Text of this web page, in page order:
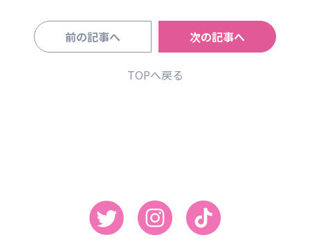
前の記事へ 次の記事へ
TOPへ戻る